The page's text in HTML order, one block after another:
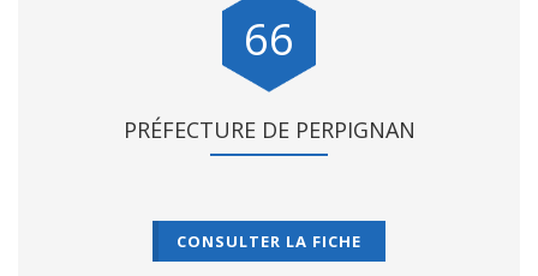
66
PRÉFECTURE DE PERPIGNAN
CONSULTER LA FICHE